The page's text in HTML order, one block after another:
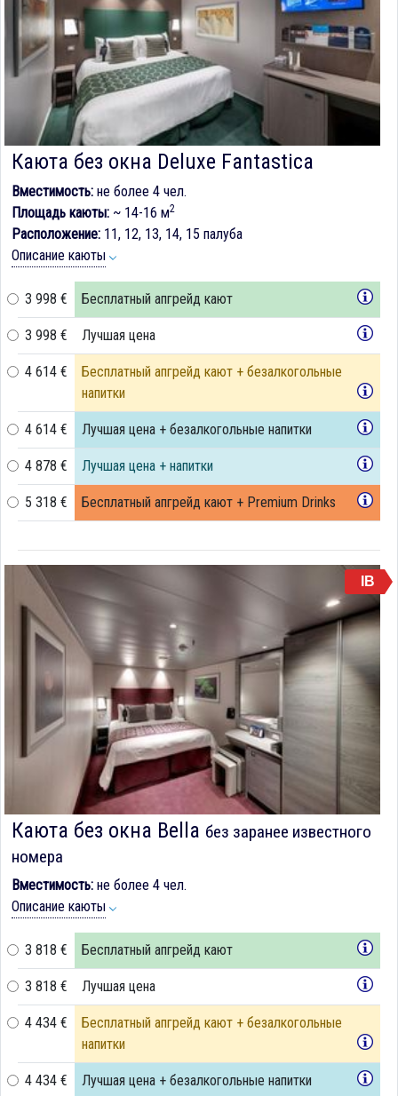
Каюта без окна Deluxe Fantastica
Вместимость: не более 4 чел.
Площадь каюты: ~ 14-16 м2
Расположение: 11, 12, 13, 14, 15 палуба
Описание каюты
3 998 € Бесплатный апгрейд кают
3 998 € Лучшая цена
4 614 €
Бесплатный апгрейд кают + безалкогольные
напитки
4 614 € Лучшая цена + безалкогольные напитки
4 878 € Лучшая цена + напитки
5 318 € Бесплатный апгрейд кают + Premium Drinks
IB
Каюта без окна Bella без заранее известного
номера
Вместимость: не более 4 чел.
Описание каюты
3 818 € Бесплатный апгрейд кают
3 818 € Лучшая цена
4 434 €
Бесплатный апгрейд кают + безалкогольные
напитки
4 434 € Лучшая цена + безалкогольные напитки